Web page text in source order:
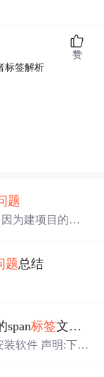
标签解析
赞
题
为建项目的时
题总结
span标签文字垂直居中对齐
装软件 声明:下面